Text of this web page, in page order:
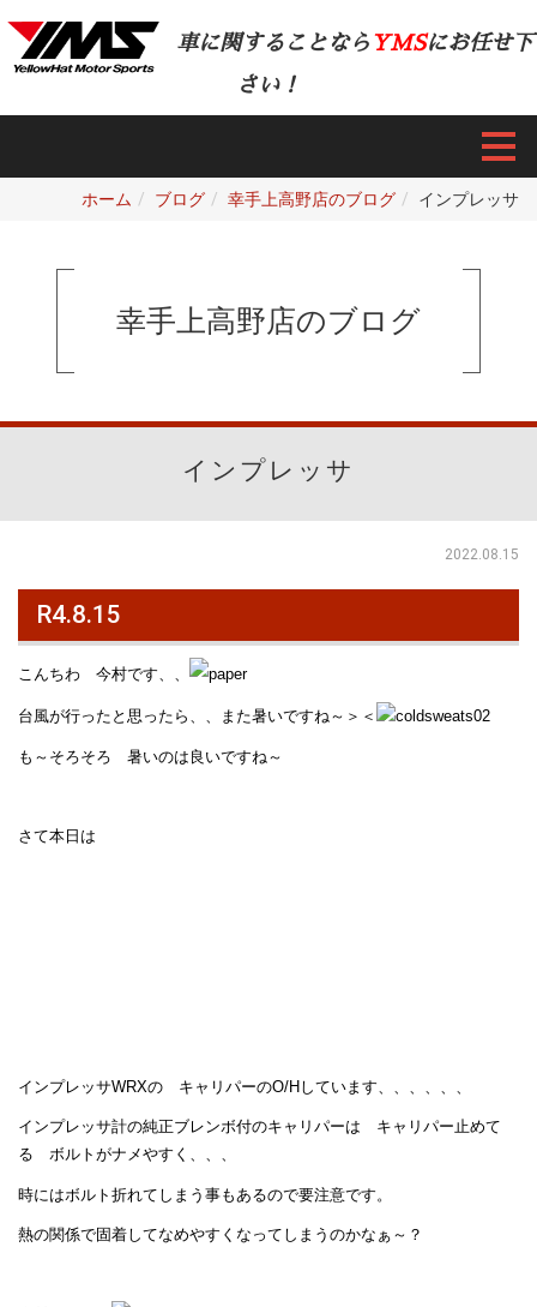
車に関することなら YMSにお任せ下
さい！
ホーム ブログ 幸手上高野店のブログ インプレッサ
幸手上高野店のブログ
インプレッサ
2022.08.15
R4.8.15
こんちわ 今村です、、
台風が行ったと思ったら、、また暑いですね～＞＜
も～そろそろ 暑いのは良いですね～
さて本日は
インプレッサWRXの キャリパーのO/Hしています、、、、、、
インプレッサ計の純正ブレンボ付のキャリパーは キャリパー止めて
る ボルトがナメやすく、、、
時にはボルト折れてしまう事もあるので要注意です。
熱の関係で固着してなめやすくなってしまうのかなぁ～？